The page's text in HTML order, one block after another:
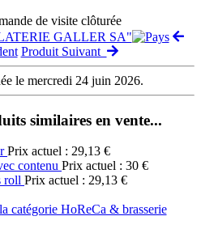
de visite clôturée
GALLER SA"
Produit Suivant
le mercredi 24 juin 2026.
similaires en vente...
Prix actuel : 29,13 €
Prix actuel : 30 €
Prix actuel : 29,13 €
catégorie HoReCa & brasserie